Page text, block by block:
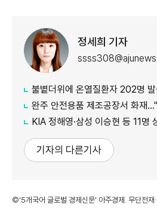
정세희 기자
불볕더위에 온열질환자 202명
완주 안전용품 제조공장서 화재
KIA 정해영·삼성 이승현 등 11명 상무 합격
기자의 다른기사
©'5개국어 글로벌 경제신문' 아주경제. 무단전재·